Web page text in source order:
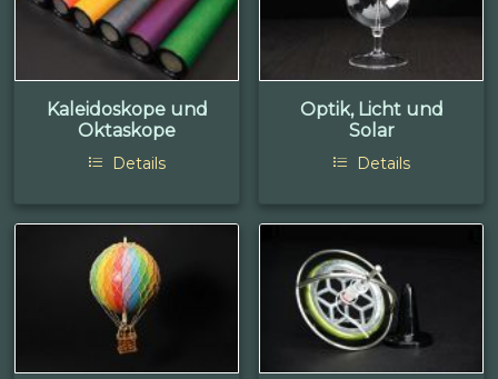
Kaleidoskope und
Oktaskope
Details
Optik, Licht und
Solar
Details